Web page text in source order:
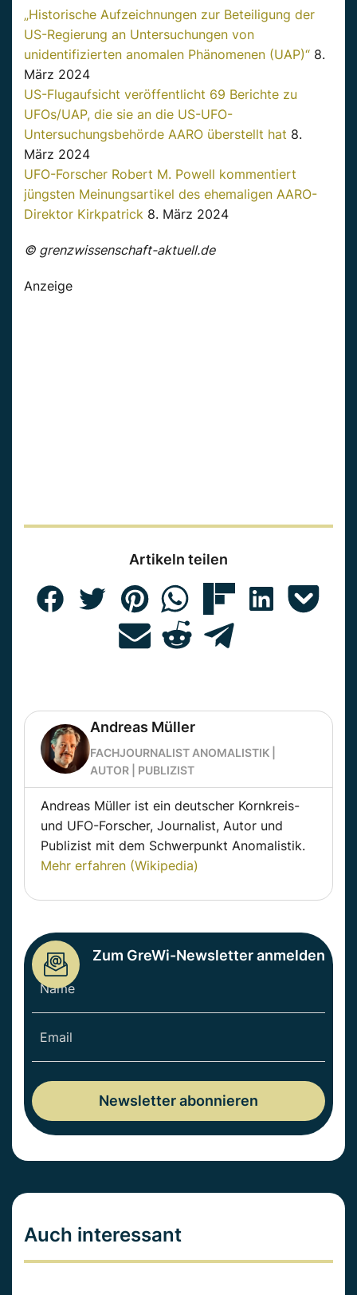
„Historische Aufzeichnungen zur Beteiligung der
US-Regierung an Untersuchungen von
unidentifizierten anomalen Phänomenen (UAP)“ 8.
März 2024
US-Flugaufsicht veröffentlicht 69 Berichte zu
UFOs/UAP, die sie an die US-UFO-
Untersuchungsbehörde AARO überstellt hat 8.
März 2024
UFO-Forscher Robert M. Powell kommentiert
jüngsten Meinungsartikel des ehemaligen AARO-
Direktor Kirkpatrick 8. März 2024
© grenzwissenschaft-aktuell.de
Anzeige
Artikeln teilen
Andreas Müller
FACHJOURNALIST ANOMALISTIK |
AUTOR | PUBLIZIST
Andreas Müller ist ein deutscher Kornkreis-
und UFO-Forscher, Journalist, Autor und
Publizist mit dem Schwerpunkt Anomalistik.
Mehr erfahren (Wikipedia)
Zum GreWi-Newsletter anmelden
Auch interessant